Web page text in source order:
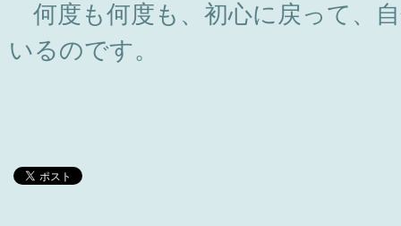
何度も何度も、初心に戻って、
いるのです。